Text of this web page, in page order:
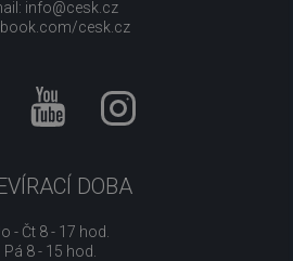
info@cesk.cz
cesk.cz
DOBA
- Čt 8 - 17 hod.
Pá 8 - 15 hod.